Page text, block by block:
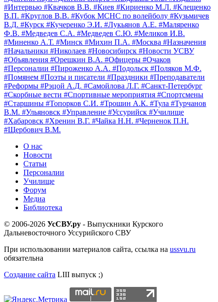
#Интервью #Квачков В.В. #Киев #Кириенко М.Л. #Клещенко
В.П. #Круглов В.В. #Кубок МСНС по волейболу #Кузьмичев
В.Д. #Курск #Кучеренко Э.И. #Лукьянов А.Е. #Маляренко
Ф.В. #Медведев С.А. #Медведев С.Ю. #Меликов И.В.
#Миненко А.Т. #Минск #Михин П.А. #Москва #Назначения
#Начальники #Николаев #Новосибирск #Новости УСВУ
#Объявления #Орешкин В.А. #Офицеры #Очаков
#Персоналии #Пироженко А.А. #Подольск #Поляков М.Ф.
#Помянем #Поэты и писатели #Праздники #Преподаватели
#Реформы #Рэцой А.Д. #Самойлова Л.Г. #Санкт-Петербург
#Скорбные вести #Спортивные мероприятия #Спортсмены
#Старшины #Топорков С.И. #Трошин А.К. #Тула #Турчанов
В.М. #Ульяновск #Управление #Уссурийск #Училище
#Хабаровск #Хренин В.Г. #Чайка Н.Н. #Черненок П.Н.
#Щербович В.М.
О нас
Новости
Статьи
Персоналии
Училище
Форум
Медиа
Библиотека
© 2006-2026 УсСВУ.ру - Выпускники Курского
Дальневосточного Уссурийского СВУ
При использовании материалов сайта, ссылка на ussvu.ru
обязательна
Создание сайта LIII выпуск ;)